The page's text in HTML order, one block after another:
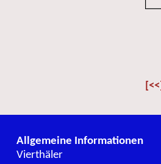
[<<]
Allgemeine Informationen
Vierthäler